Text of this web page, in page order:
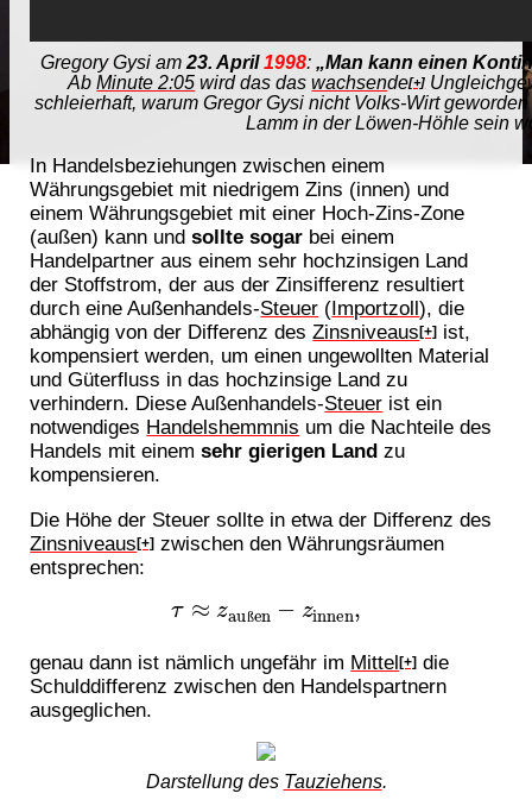
Gregory Gysi am23. April1998:„Man kann einen
AbMinute 2:05 wird das daswachsende[+]
schleierhaft, warum Gregor Gysi nicht Volks-Wirt
Lamm in der Löwen-Höhle sein
In Handelsbeziehungen zwischen einem
Währungsgebiet mit niedrigem Zins (innen) und
einem Währungsgebiet mit einer Hoch-Zins-Zone
(außen) kann undsollte sogar bei einem
Handelpartner aus einem sehr hochzinsigen Land
der Stoffstrom, der aus der Zinsifferenz resultiert
durch eine Außenhandels-Steuer (Importzoll), die
abhängig von der Differenz desZinsniveaus[+] ist,
kompensiert werden, um einen ungewollten Material
und Güterfluss in das hochzinsige Land zu
verhindern. Diese Außenhandels-Steuer ist ein
notwendiges Handelshemmnis um die Nachteile des
Handels mit einemsehr gierigen Land zu
kompensieren.
Die Höhe der Steuer sollte in etwa der Differenz des
Zinsniveaus[+] zwischen den Währungsräumen
entsprechen:
τ≈ zaußen −z innen
genau dann ist nämlich ungefähr im Mittel[+] die
Schulddifferenz zwischen den Handelspartnern
ausgeglichen.
Darstellung des Tauziehens.